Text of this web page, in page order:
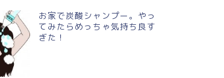
お家で炭酸シャンプー。やっ
てみたらめっちゃ気持ち良す
ぎた！